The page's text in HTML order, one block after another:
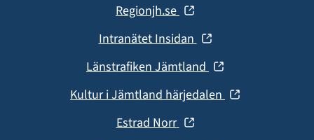
Regionjh.se (öppnas
nytt
fönster)
Intranätet Insidan (öppnas
nytt
fönster)
Länstrafiken Jämtland (öppnas
nytt
Kultur i Jämtland härjedalen (öppnas
Estrad Norr (öppnas